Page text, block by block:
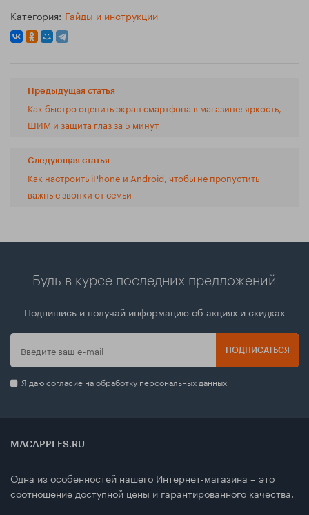
Категория: Гайды и инструкции
Предыдущая статья
Как быстро оценить экран смартфона в магазине: яркость,
ШИМ и защита глаз за 5 минут
Следующая статья
Как настроить iPhone и Android, чтобы не пропустить
важные звонки от семьи
Будь в курсе последних предложений
Подпишись и получай информацию об акциях и скидках
ПОДПИСАТЬСЯ
Я даю согласие наобработку персональных данных
MACAPPLES.RU
Одна из особенностей нашего Интернет-магазина – это
соотношение доступной цены и гарантированного качества.